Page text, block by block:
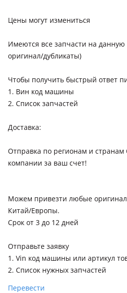
Цены могут измениться
Имеются все запчасти на
оригинал/дубликаты)
Чтобы получить быстрый ответ
1. Вин код машины
2. Список запчастей
Доставка:
Отправка по регионам и
компании за ваш счет!
Можем привезти любые
Китай/Европы.
Срок от 3 до 12 дней
Отправьте заявку
1. Vin код машины или артикул
2. Список нужных запчастей
Перевести